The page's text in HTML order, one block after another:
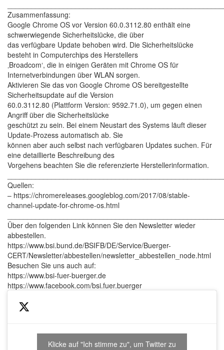
Zusammenfassung:
Google Chrome OS vor Version 60.0.3112.80 enthält eine
schwerwiegende Sicherheitslücke, die über
das verfügbare Update behoben wird. Die Sicherheitslücke
besteht in Computerchips des Herstellers
‚Broadcom‘, die in einigen Geräten mit Chrome OS für
Internetverbindungen über WLAN sorgen.
Aktivieren Sie das von Google Chrome OS bereitgestellte
Sicherheitsupdate auf die Version
60.0.3112.80 (Plattform Version: 9592.71.0), um gegen einen
Angriff über die Sicherheitslücke
geschützt zu sein. Bei einem Neustart des Systems läuft dieser
Update-Prozess automatisch ab. Sie
können aber auch selbst nach verfügbaren Updates suchen. Für
eine detaillierte Beschreibung des
Vorgehens beachten Sie die referenzierte Herstellerinformation.
Quellen:
– https://chromereleases.googleblog.com/2017/08/stable-
channel-update-for-chrome-os.html
Über den folgenden Link können Sie den Newsletter wieder
abbestellen.
https://www.bsi.bund.de/BSIFB/DE/Service/Buerger-
CERT/Newsletter/abbestellen/newsletter_abbestellen_node.html
Besuchen Sie uns auch auf:
https://www.bsi-fuer-buerger.de
https://www.facebook.com/bsi.fuer.buerger
Klicke auf "Ich stimme zu", um Twitter zu